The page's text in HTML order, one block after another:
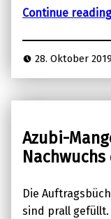
Continue reading
28. Oktober 2019
Azubi-
Die
sind prall gefüllt.